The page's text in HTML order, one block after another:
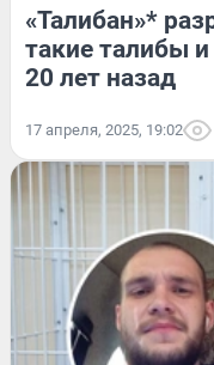
«Талибан»*
такие талибы
20 лет назад
17 апреля, 2025, 19:02